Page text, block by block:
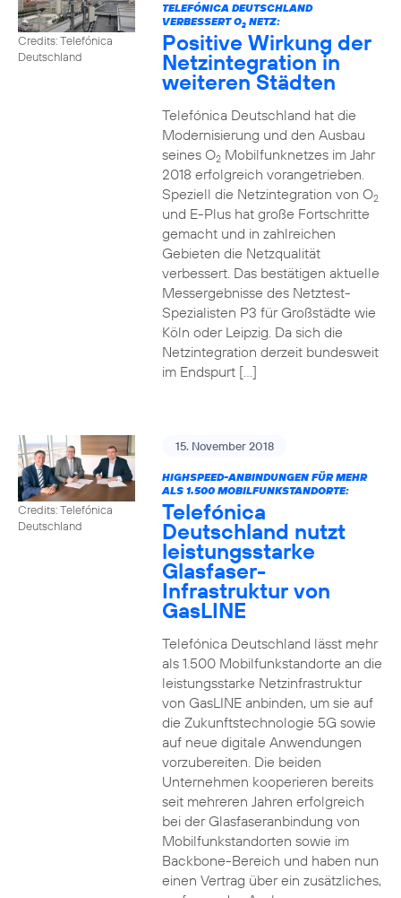
Credits: Telefónica
Deutschland
TELEFÓNICA DEUTSCHLAND
VERBESSERT O2NETZ:
Positive Wirkung der
Netzintegration in
weiteren Städten
Telefónica Deutschland hat die
Modernisierung und den Ausbau
seines O2Mobilfunknetzes im Jahr
2018 erfolgreich vorangetrieben.
Speziell die Netzintegration von O2
und E-Plus hat große Fortschritte
gemacht und in zahlreichen
Gebieten die Netzqualität
verbessert. Das bestätigen aktuelle
Messergebnisse des Netztest-
Spezialisten P3 für Großstädte wie
Köln oder Leipzig. Da sich die
Netzintegration derzeit bundesweit
im Endspurt […]
Credits: Telefónica
Deutschland
15. November 2018
HIGHSPEED-ANBINDUNGEN FÜR MEHR
ALS 1.500 MOBILFUNKSTANDORTE:
Telefónica
Deutschland nutzt
leistungsstarke
Glasfaser-
Infrastruktur von
GasLINE
Telefónica Deutschland lässt mehr
als 1.500 Mobilfunkstandorte an die
leistungsstarke Netzinfrastruktur
von GasLINE anbinden, um sie auf
die Zukunftstechnologie 5G sowie
auf neue digitale Anwendungen
vorzubereiten. Die beiden
Unternehmen kooperieren bereits
seit mehreren Jahren erfolgreich
bei der Glasfaseranbindung von
Mobilfunkstandorten sowie im
Backbone-Bereich und haben nun
einen Vertrag über ein zusätzliches,